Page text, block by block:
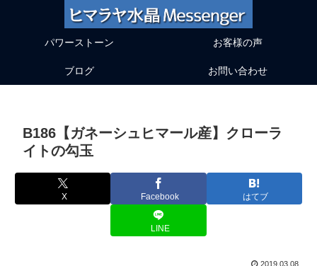
パワーストーン お客様の声
ブログ お問い合わせ
B186【ガネーシュヒマール産】クローラ
イトの勾玉
X Facebook はてブ
LINE
2019.03.08